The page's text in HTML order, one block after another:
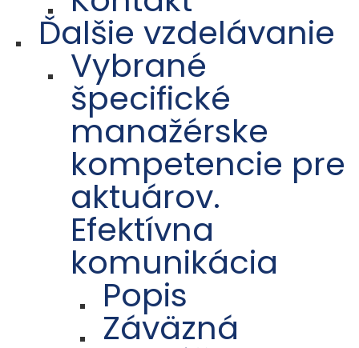
Ďalšie vzdelávanie
Vybrané
špecifické
manažérske
kompetencie pre
aktuárov.
Efektívna
komunikácia
Popis
Záväzná